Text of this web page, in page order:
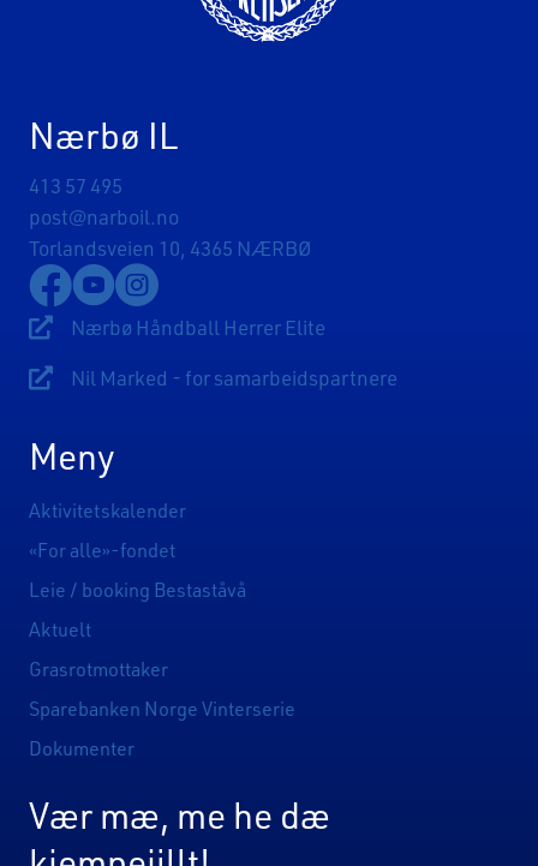
Nærbø IL
413 57 495
post@narboil.no
Torlandsveien 10, 4365 NÆRBØ
Lenke til Nærbø Idrettslags Facebookside
Lenke til Nærbø Idrettslags YouTube-kanal
Lenke til Nærbø Idrettslags Instagram
Lenke til Nærbø Håndball Herrer Elite
Nærbø Håndball Herrer Elite
Lenke til Sponsorsider
Nil Marked - for samarbeidspartnere
Meny
Aktivitetskalender
«For alle»-fondet
Leie / booking Bestaståvå
Aktuelt
Grasrotmottaker
Sparebanken Norge Vinterserie
Dokumenter
Vær mæ, me he dæ